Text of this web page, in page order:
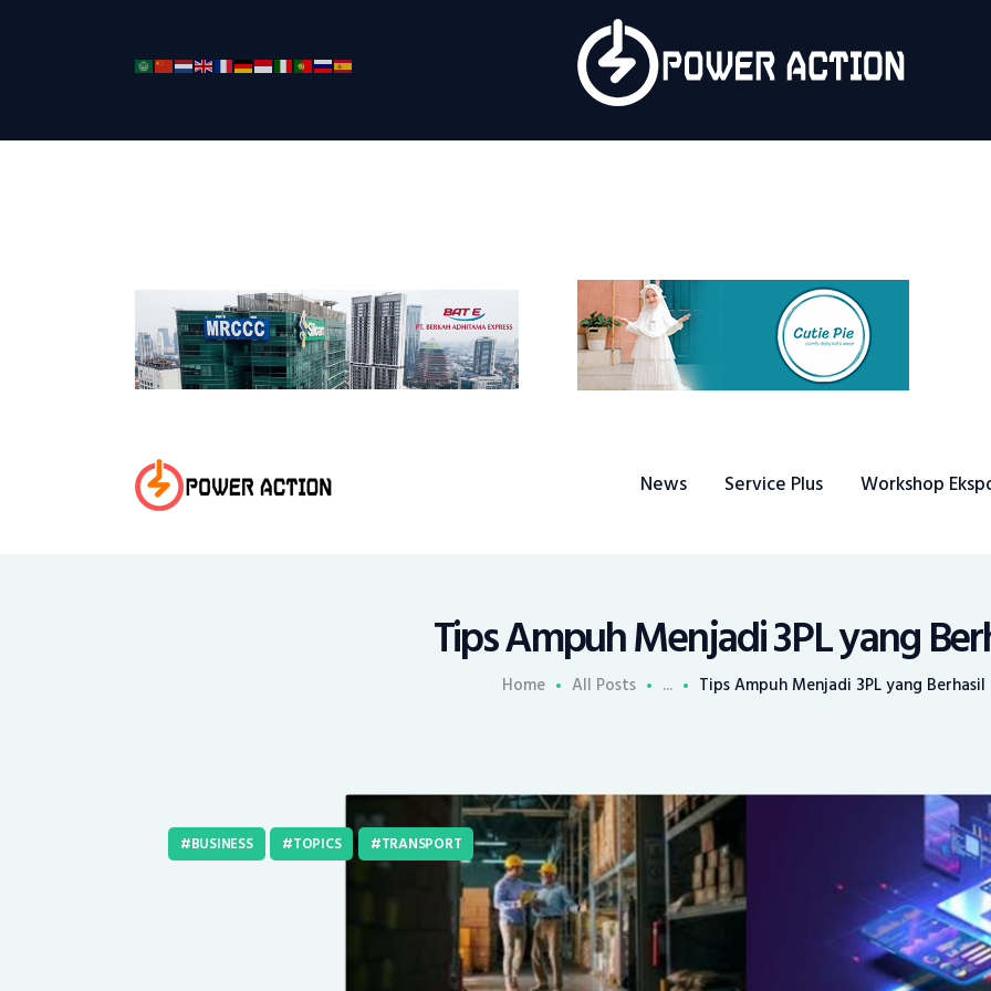
News Service Plus Workshop
Tips Ampuh Menjadi 3PL yang
Home All Posts ... Tips Ampuh Menjadi 3PL yang Berhasil
Service Plus
Workshop Ekspor
About Us
BUSINESS TOPICS TRANSPORT